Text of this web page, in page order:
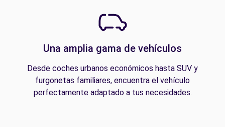
Una amplia gama de vehículos
Desde coches urbanos económicos hasta SUV y
furgonetas familiares, encuentra el vehículo
perfectamente adaptado a tus necesidades.